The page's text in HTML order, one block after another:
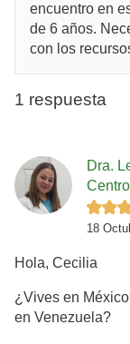
encuentro en
de 6 años.
con los
1 respuesta
Dra.
18
Hola, Cecilia
¿Vives en
en Venezuela?